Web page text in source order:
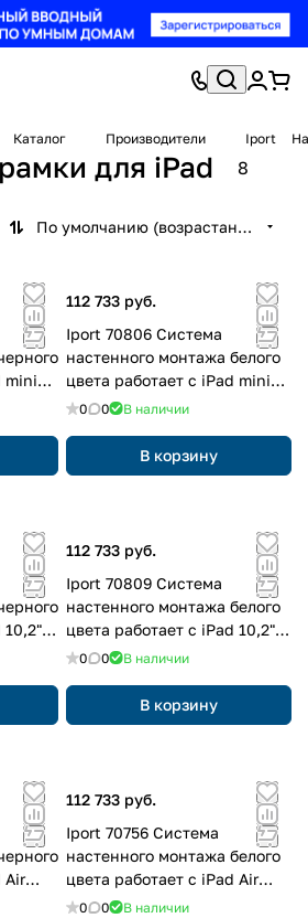
Каталог Производители Iport
для iPad 8
По умолчанию (возрастание)
mini
112 733 руб.
Iport 70806 Система
настенного монтажа белого
цвета работает с iPad mini
(6-го поколения)
0 0 В наличии
В корзину
10,2"
112 733 руб.
Iport 70809 Система
настенного монтажа белого
цвета работает с iPad 10,2"
(9-го поколения)
0 0 В наличии
В корзину
Air
iPad
112 733 руб.
Iport 70756 Система
настенного монтажа белого
цвета работает с iPad Air
10,9" (5-го поколения) | iPad
0 0 В наличии